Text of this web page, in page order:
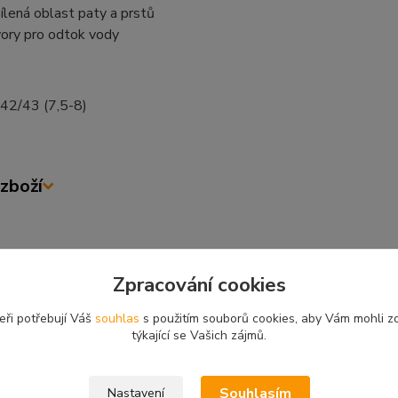
oblast paty a prstů
pro odtok vody
43 (7,5-8)
v kategoriích
Boty, holínky, brodící
kalhoty
Zpracování cookies
potřebují Váš souhlas s použitím souborů cookies, aby Vám mohli
týkající se Vašich zájmů.
Nastavení Souhlasím